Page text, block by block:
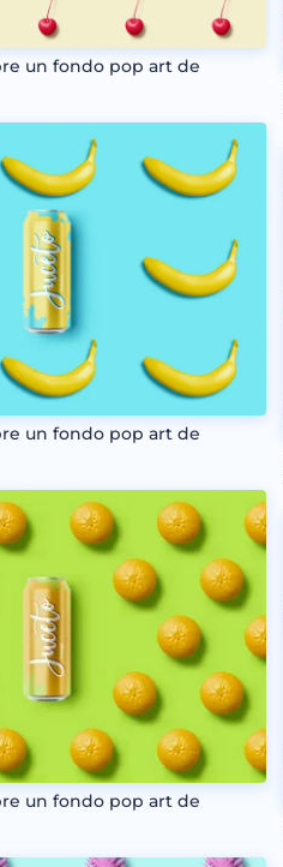
un fondo pop art de
un fondo pop art de
un fondo pop art de